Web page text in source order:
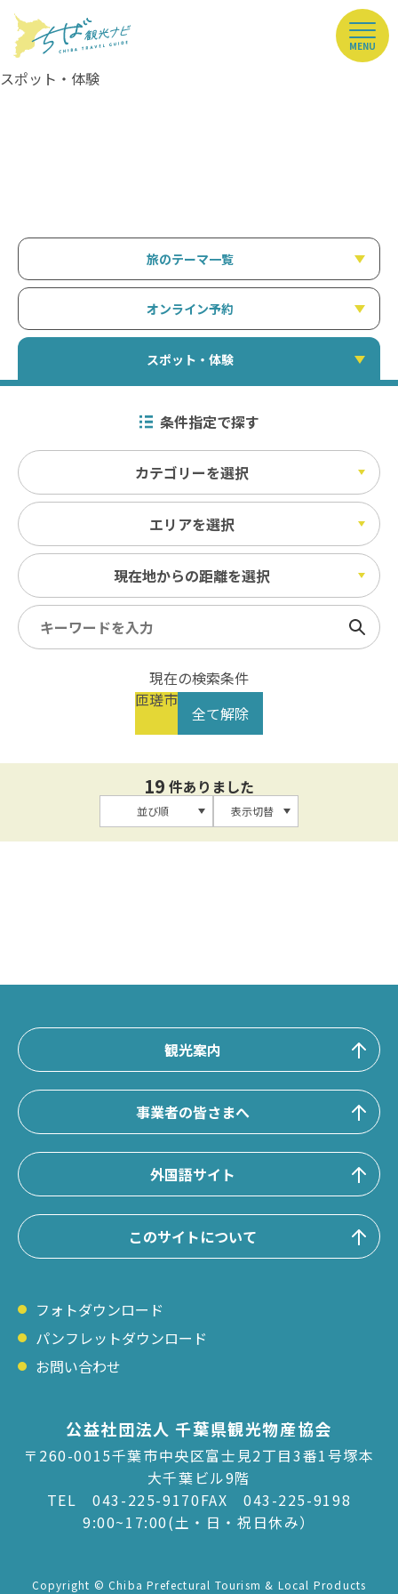
MENU
スポット・体験
スポット・体験
旅のテーマ一覧
オンライン予約
条件指定で探す
カテゴリーを選択
エリアを選択
現在地からの距離を選択
検索
現在の検索条件
匝瑳市
全て解除
19 件ありました
並び順 表示切替
観光案内
事業者の皆さまへ
外国語サイト
このサイトについて
フォトダウンロード
パンフレットダウンロード
お問い合わせ
公益社団法人 千葉県観光物産協会
〒260-0015千葉市中央区富士見2丁目3番1号塚本
大千葉ビル9階
TEL043-225-9170FAX 043-225-9198
9:00~17:00(土・日・祝日休み）
Copyright © Chiba Prefectural Tourism & Local Products